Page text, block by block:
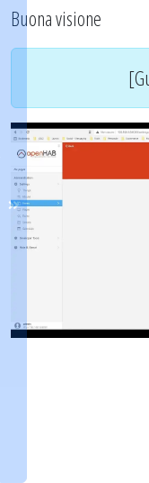
Buona visione